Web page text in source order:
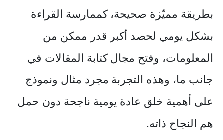
بطريقة مميّزة صحيحة، كممارسة القراءة
بشكل يومي لحصد أكبر قدر ممكن من
المعلومات، وفتح مجال كتابة المقالات في
جانب ما، وهذه التجربة مجرد مثال ونموذج
على أهمية خلق عادة يومية ناجحة دون حمل
هم النجاح ذاته.